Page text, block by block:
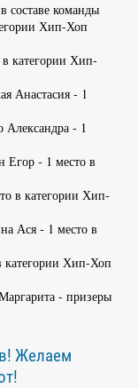
составе команды
Хип-Хоп
категории Хип-
Анастасия - 1
- 1
- 1 место в
в категории Хип-
Ася - 1 место в
Хип-Хоп
- призеры
Желаем